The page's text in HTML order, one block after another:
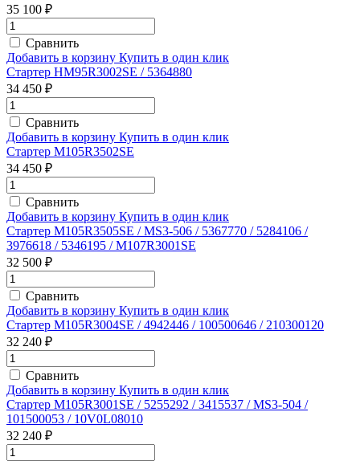
35 100 ₽
Сравнить
Добавить в корзину Купить в один клик
Стартер HM95R3002SE / 5364880
34 450 ₽
Сравнить
Добавить в корзину Купить в один клик
Стартер M105R3502SE
34 450 ₽
Сравнить
Добавить в корзину Купить в один клик
Стартер M105R3505SE / MS3-506 / 5367770 / 5284106 /
3976618 / 5346195 / M107R3001SE
32 500 ₽
Сравнить
Добавить в корзину Купить в один клик
Стартер M105R3004SE / 4942446 / 100500646 / 210300120
32 240 ₽
Сравнить
Добавить в корзину Купить в один клик
Стартер M105R3001SE / 5255292 / 3415537 / MS3-504 /
101500053 / 10V0L08010
32 240 ₽